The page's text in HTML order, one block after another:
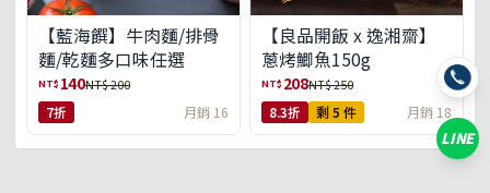
【藍海饌】牛肉麵/排骨
麵/乾麵多口味任選
NT$ 140NT$ 200
7折 月銷 16
【良品開飯 x 逸湘齋】
蔥烤鯽魚150g
NT$ 208NT$ 250
8.3折 剩 5 件 月銷 18
LINE